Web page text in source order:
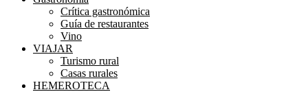
Crítica gastronómica
Guía de restaurantes
Vino
VIAJAR
Turismo rural
Casas rurales
HEMEROTECA